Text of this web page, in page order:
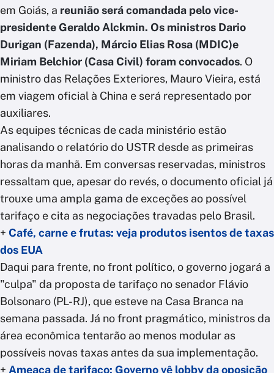
em Goiás, a reunião será comandada pelo vice-
presidente Geraldo Alckmin. Os ministros Dario
Durigan (Fazenda), Márcio Elias Rosa (MDIC)e
Miriam Belchior (Casa Civil) foram convocados. O
ministro das Relações Exteriores, Mauro Vieira, está
em viagem oficial à China e será representado por
auxiliares.
As equipes técnicas de cada ministério estão
analisando o relatório do USTR desde as primeiras
horas da manhã. Em conversas reservadas, ministros
ressaltam que, apesar do revés, o documento oficial já
trouxe uma ampla gama de exceções ao possível
tarifaço e cita as negociações travadas pelo Brasil.
+ Café, carne e frutas: veja produtos isentos de taxas
dos EUA
Daqui para frente, no front político, o governo jogará a
"culpa" da proposta de tarifaço no senador Flávio
Bolsonaro (PL-RJ), que esteve na Casa Branca na
semana passada. Já no front pragmático, ministros da
área econômica tentarão ao menos modular as
possíveis novas taxas antes da sua implementação.
+ Ameaça de tarifaço: Governo vê lobby da oposição